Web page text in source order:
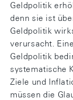
Geldpolitik
denn sie ist
Geldpolitik
verursacht.
Geldpolitik
systematische
Ziele und
müssen die